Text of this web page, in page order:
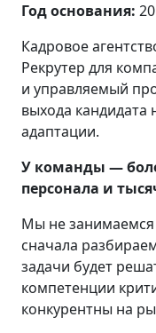
Год основания:
Кадровое
Рекрутер для
и управляемый
выхода кандидата
адаптации.
У команды —
персонала и
Мы не
сначала
задачи будет
компетенции
конкурентны на